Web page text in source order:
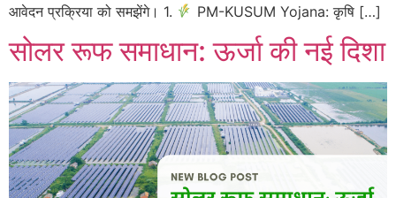
आवेदन प्रक्रिया को समझेंगे। 1.
PM-KUSUM Yojana: कृषि […]
सोलर रूफ समाधान: ऊर्जा की नई दिशा